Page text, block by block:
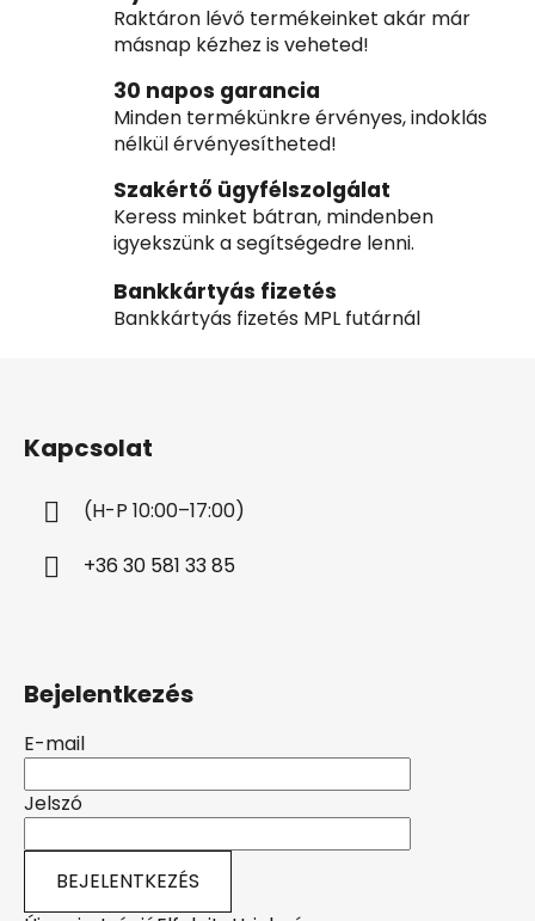
Raktáron lévő termékeinket akár már
másnap kézhez is veheted!
30 napos garancia
Minden termékünkre érvényes, indoklás
nélkül érvényesítheted!
Szakértő ügyfélszolgálat
Keress minket bátran, mindenben
igyekszünk a segítségedre lenni.
Bankkártyás fizetés
Bankkártyás fizetés MPL futárnál
Kapcsolat
(H-P 10:00–17:00)
+36 30 581 33 85
Bejelentkezés
E-mail
Jelszó
BEJELENTKEZÉS